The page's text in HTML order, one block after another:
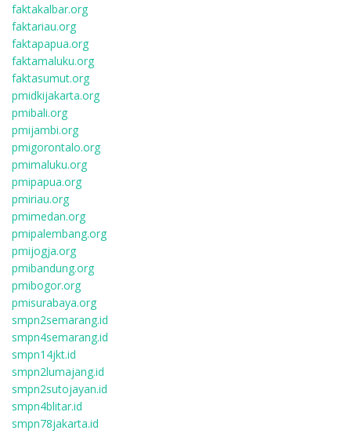
faktakalbar.org
faktariau.org
faktapapua.org
faktamaluku.org
faktasumut.org
pmidkijakarta.org
pmibali.org
pmijambi.org
pmigorontalo.org
pmimaluku.org
pmipapua.org
pmiriau.org
pmimedan.org
pmipalembang.org
pmijogja.org
pmibandung.org
pmibogor.org
pmisurabaya.org
smpn2semarang.id
smpn4semarang.id
smpn14jkt.id
smpn2lumajang.id
smpn2sutojayan.id
smpn4blitar.id
smpn78jakarta.id